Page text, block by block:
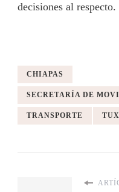
decisiones al respecto.
CHIAPAS
SECRETARÍA DE
TRANSPORTE